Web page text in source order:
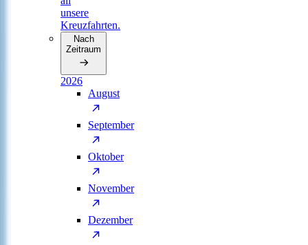
unsere
Kreuzfahrten.
Nach
Zeitraum
2026
August
September
Oktober
November
Dezember